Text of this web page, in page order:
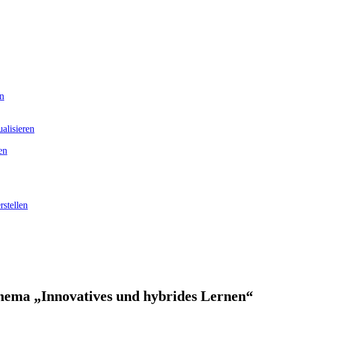
„Innovatives und hybrides Lernen“